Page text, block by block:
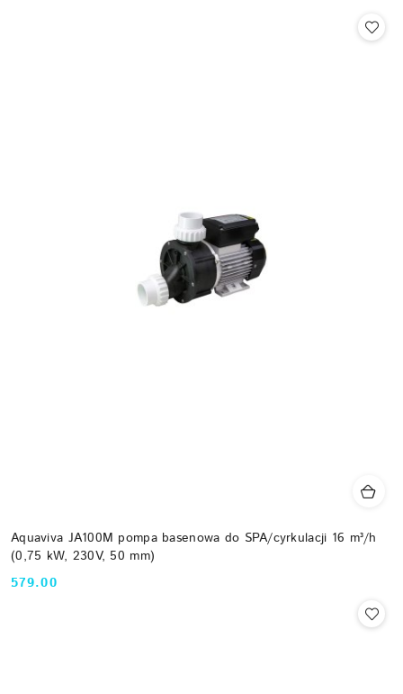
Aquaviva JA100M pompa basenowa do SPA/cyrkulacji 16 m³/h
(0,75 kW, 230V, 50 mm)
Cena:
579.00